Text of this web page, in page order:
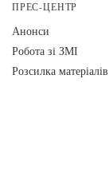
ПРЕС-ЦЕНТР
Анонси
Робота зі ЗМІ
Розсилка матеріалів